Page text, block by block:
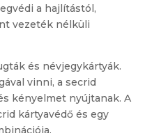
a hajlítástól,
vezeték nélküli
és névjegykártyák.
vinni, a secrid
kényelmet nyújtanak. A
kártyavédő és egy